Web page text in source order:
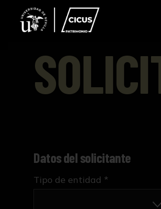
Datos del solicitante
Tipo de entidad *